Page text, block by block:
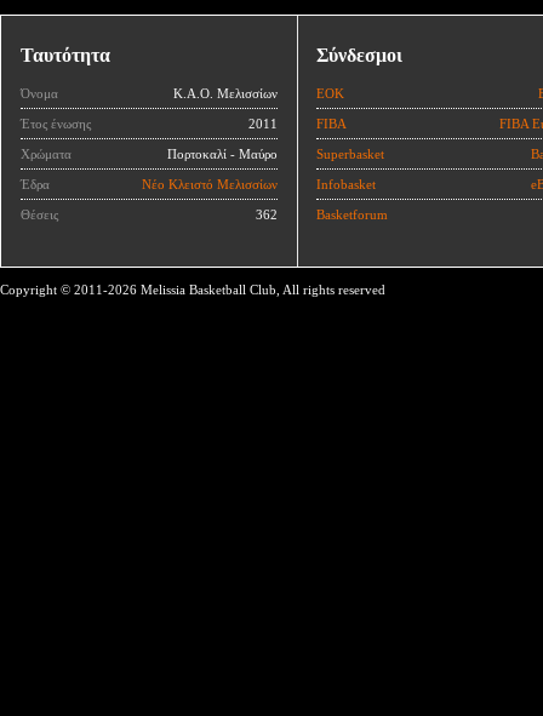
Ταυτότητα
Όνομα Κ.Α.Ο. Μελισσίων
Έτος ένωσης 2011
Χρώματα Πορτοκαλί - Μαύρο
Έδρα Νέο Κλειστό Μελισσίων
Θέσεις 362
Σύνδεσμοι
ΕΟΚ
FIBA FIBA
Superbasket
Infobasket
Basketforum
Copyright © 2011-2026 Melissia Basketball Club, All rights reserved